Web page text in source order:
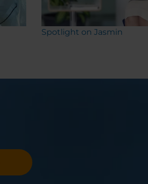
Spotlight on Jasmin